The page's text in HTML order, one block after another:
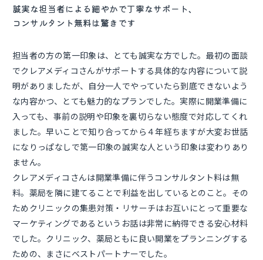
誠実な担当者による細やかで丁寧なサポート、
コンサルタント無料は驚きです
担当者の方の第一印象は、とても誠実な方でした。最初の面談
でクレアメディコさんがサポートする具体的な内容について説
明がありましたが、自分一人でやっていたら到底できないよう
な内容かつ、とても魅力的なプランでした。実際に開業準備に
入っても、事前の説明や印象を裏切らない態度で対応してくれ
ました。早いことで知り合ってから４年経ちますが大変お世話
になりっぱなしで第一印象の誠実な人という印象は変わりあり
ません。
クレアメディコさんは開業準備に伴うコンサルタント料は無
料。薬局を隣に建てることで利益を出しているとのこと。その
ためクリニックの集患対策・リサーチはお互いにとって重要な
マーケティングであるというお話は非常に納得できる安心材料
でした。クリニック、薬局ともに良い開業をプランニングする
ための、まさにベストパートナーでした。